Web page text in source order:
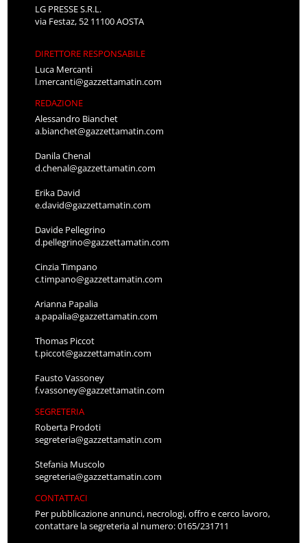
LG PRESSE S.R.L.
via Festaz, 52 11100 AOSTA
DIRETTORE RESPONSABILE
Luca Mercanti
l.mercanti@gazzettamatin.com
REDAZIONE
Alessandro Bianchet
a.bianchet@gazzettamatin.com
Danila Chenal
d.chenal@gazzettamatin.com
Erika David
e.david@gazzettamatin.com
Davide Pellegrino
d.pellegrino@gazzettamatin.com
Cinzia Timpano
c.timpano@gazzettamatin.com
Arianna Papalia
a.papalia@gazzettamatin.com
Thomas Piccot
t.piccot@gazzettamatin.com
Fausto Vassoney
f.vassoney@gazzettamatin.com
SEGRETERIA
Roberta Prodoti
segreteria@gazzettamatin.com
Stefania Muscolo
segreteria@gazzettamatin.com
CONTATTACI
Per pubblicazione annunci, necrologi, offro e cerco lavoro,
contattare la segreteria al numero: 0165/231711